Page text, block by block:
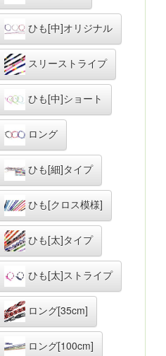
ひも[中]オリジナル
スリーストライプ
ひも[中]ショート
ロング
ひも[細]タイプ
ひも[クロス模様]
ひも[太]タイプ
ひも[太]ストライプ
ロング[35cm]
ロング[100cm]